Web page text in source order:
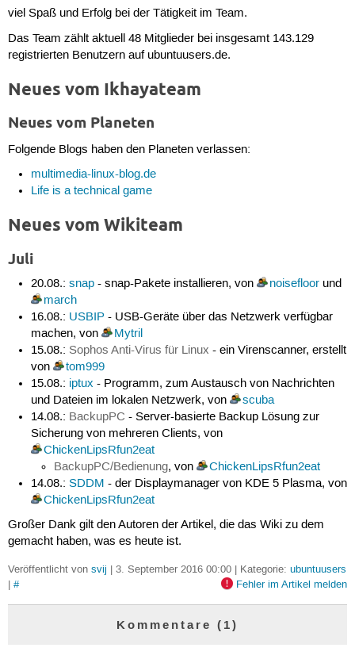
viel Spaß und Erfolg bei der Tätigkeit im Team.
Das Team zählt aktuell 48 Mitglieder bei insgesamt 143.129
registrierten Benutzern auf ubuntuusers.de.
Neues vom Ikhayateam
Neues vom Planeten
Folgende Blogs haben den Planeten verlassen:
multimedia-linux-blog.de
Life is a technical game
Neues vom Wikiteam
Juli
20.08.:snap - snap-Pakete installieren, von noisefloor und
march
16.08.: USBIP - USB-Geräte über das Netzwerk verfügbar
machen, von
Mytril
15.08.: Sophos Anti-Virus für Linux - ein Virenscanner, erstellt
von
tom999
15.08.: iptux - Programm, zum Austausch von Nachrichten
und Dateien im lokalen Netzwerk, von
scuba
14.08.: BackupPC - Server-basierte Backup Lösung zur
Sicherung von mehreren Clients, von
ChickenLipsRfun2eat
BackupPC/Bedienung, von
ChickenLipsRfun2eat
14.08.:SDDM - der Displaymanager von KDE 5 Plasma, von
ChickenLipsRfun2eat
Großer Dank gilt den Autoren der Artikel, die das Wiki zu dem
gemacht haben, was es heute ist.
Veröffentlicht von svij | 3. September 2016 00:00 | Kategorie: ubuntuusers
| # Fehler im Artikel melden
Kommentare (1)